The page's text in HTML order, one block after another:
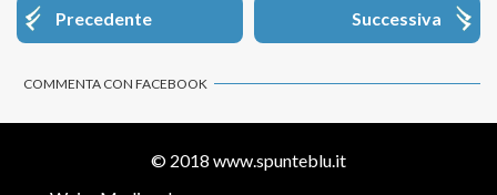
Precedente Successiva
COMMENTA CON FACEBOOK
© 2018 www.spunteblu.it